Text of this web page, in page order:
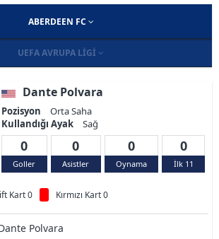
ABERDEEN FC
UEFA AVRUPA LIGI
Dante Polvara
Pozisyon
Orta Saha
Kullandığı Ayak
Sağ
0
Goller
0
Asistler
0
Oynama
0
İlk 11
Kart 0 Kırmızı Kart 0
Polvara